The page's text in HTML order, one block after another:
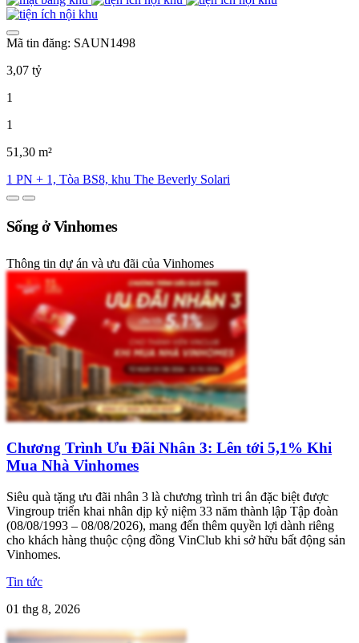
Mã tin đăng: SAUN1498
3,07 tỷ
1
1
51,30 m²
1 PN + 1, Tòa BS8, khu The Beverly Solari
Sống ở Vinhomes
Thông tin dự án và ưu đãi của Vinhomes
Chương Trình Ưu Đãi Nhân 3: Lên tới 5,1% Khi
Mua Nhà Vinhomes
Siêu quà tặng ưu đãi nhân 3 là chương trình tri ân đặc biệt được
Vingroup triển khai nhân dịp kỷ niệm 33 năm thành lập Tập đoàn
(08/08/1993 – 08/08/2026), mang đến thêm quyền lợi dành riêng
cho khách hàng thuộc cộng đồng VinClub khi sở hữu bất động sản
Vinhomes.
Tin tức
01 thg 8, 2026